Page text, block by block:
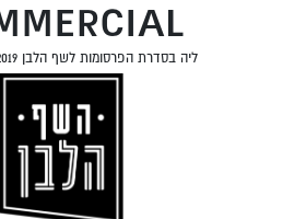
ליה בסדרת הפרסומות לשף הלבן 2019